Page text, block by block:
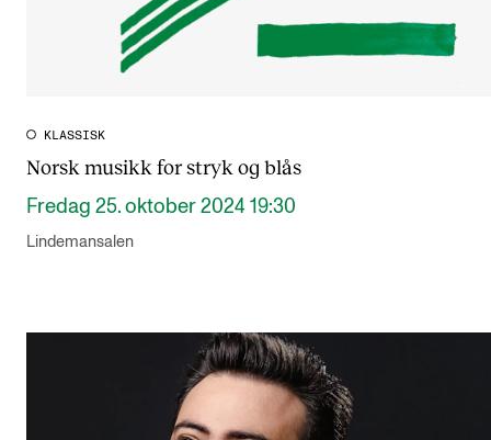
KLASSISK
Norsk musikk for stryk og blås
Fredag 25. oktober 2024 19:30
Lindemansalen